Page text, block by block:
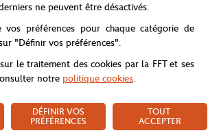
NOUVEAU NOUVEAU
ne peuvent être désactivés.
vos préférences pour chaque catégorie de
"Définir vos préférences".
le traitement des cookies par la FFT et ses
notre politique cookies.
DÉFINIR VOS
PRÉFÉRENCES
TOUT
ACCEPTER